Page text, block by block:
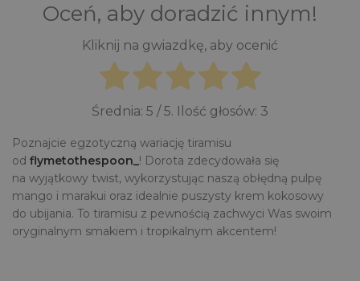
Oceń, aby doradzić innym!
Kliknij na gwiazdkę, aby ocenić
Średnia: 5 / 5. Ilość głosów: 3
Poznajcie egzotyczną wariację tiramisu
od flymetothespoon_! Dorota zdecydowała się
na wyjątkowy twist, wykorzystując naszą obłędną pulpę
mango i marakui oraz idealnie puszysty krem kokosowy
do ubijania. To tiramisu z pewnością zachwyci Was swoim
oryginalnym smakiem i tropikalnym akcentem!